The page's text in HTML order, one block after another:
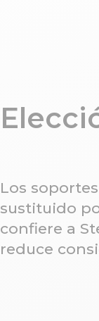
Los
sustituido
confiere a
reduce